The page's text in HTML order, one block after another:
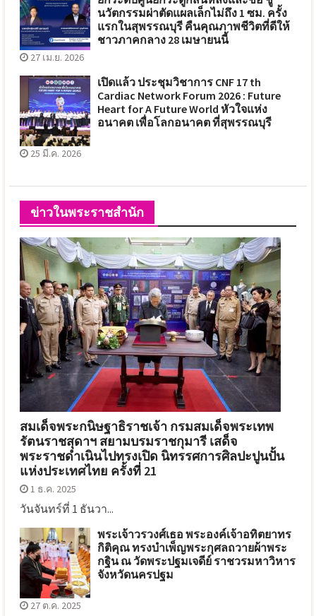
นวัตกรรมผ่าตัดแผลเล็กไม่ถึง 1 ซม. ครั้ง
แรกในสุพรรณบุรี คืนคุณภาพชีวิตที่ดีให้
ชาวภาคกลาง 28 เมษายนนี้
27 เม.ย. 2026
เปิดแล้ว ประชุมวิชาการ CNF 17 th
Cardiac Network Forum 2026 : Future
Heart for A Future World หัวใจแห่ง
อนาคต เพื่อโลกอนาคต ที่สุพรรณบุรี
25 มี.ค. 2026
ข่าวในพระราชสำนัก
สมเด็จพระกนิษฐาธิราชเจ้า กรมสมเด็จพระเทพ
รัตนราชสุดาฯ สยามบรมราชกุมารี เสด็จ
พระราชดำเนินไปทรงเปิด นิทรรศการศิลปะปูนปั้น
แห่งประเทศไทย ครั้งที่ 21
1 ธ.ค. 2025
วันจันทร์ที่ 1 ธันวา...
พระเจ้าวรวงศ์เธอ พระองค์เจ้าอทิตยาทร
กิติคุณ ทรงบำเพ็ญพระกุศลถวายผ้าพระ
กฐิน ณ วัดพระปฐมเจดีย์ ราชวรมหาวิหาร
จังหวัดนครปฐม
27 ต.ค. 2025